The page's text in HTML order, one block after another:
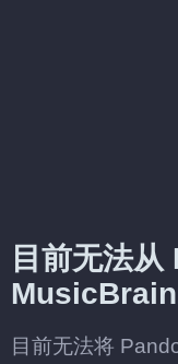
目前无法
目前无法将